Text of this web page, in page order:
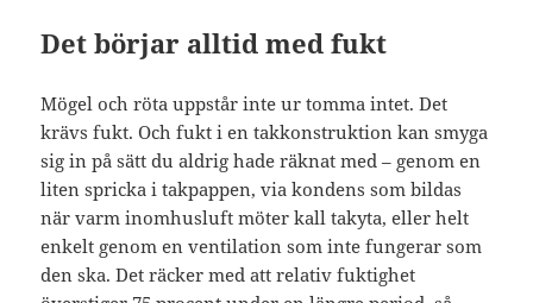
Det börjar alltid med fukt
Mögel och röta uppstår inte ur tomma intet. Det
krävs fukt. Och fukt i en takkonstruktion kan smyga
sig in på sätt du aldrig hade räknat med – genom en
liten spricka i takpappen, via kondens som bildas
när varm inomhusluft möter kall takyta, eller helt
enkelt genom en ventilation som inte fungerar som
den ska. Det räcker med att relativ fuktighet